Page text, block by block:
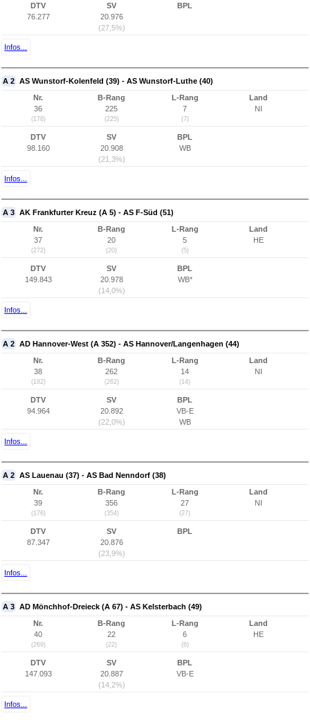
DTV
76.277
SV
20.976
(27,5%)
BPL
Infos...
A 2 AS Wunstorf-Kolenfeld (39) - AS Wunstorf-Luthe (40)
Nr.
36
(178)
B-Rang
225
(225)
L-Rang
7
(7)
Land
NI
DTV
98.160
SV
20.908
(21,3%)
BPL
WB
Infos...
A 3 AK Frankfurter Kreuz (A 5) - AS F-Süd (51)
Nr.
37
(272)
B-Rang
20
(20)
L-Rang
5
(5)
Land
HE
DTV
149.843
SV
20.978
(14,0%)
BPL
WB*
Infos...
A 2 AD Hannover-West (A 352) - AS Hannover/Langenhagen (44)
Nr.
38
(182)
B-Rang
262
(262)
L-Rang
14
(14)
Land
NI
DTV
94.964
SV
20.892
(22,0%)
BPL
VB-E
WB
Infos...
A 2 AS Lauenau (37) - AS Bad Nenndorf (38)
Nr.
39
(176)
B-Rang
356
(354)
L-Rang
27
(27)
Land
NI
DTV
87.347
SV
20.876
(23,9%)
BPL
Infos...
A 3 AD Mönchhof-Dreieck (A 67) - AS Kelsterbach (49)
Nr.
40
(269)
B-Rang
22
(22)
L-Rang
6
(6)
Land
HE
DTV
147.093
SV
20.887
(14,2%)
BPL
VB-E
Infos...